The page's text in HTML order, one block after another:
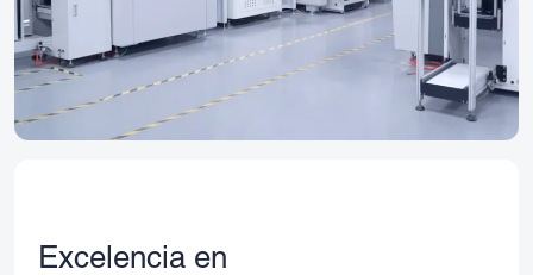
Excelencia en